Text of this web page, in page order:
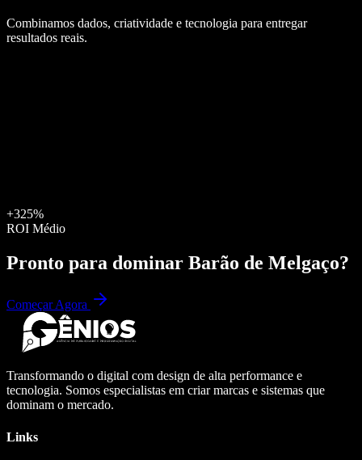
Combinamos dados, criatividade e tecnologia para entregar
resultados reais.
+325%
ROI Médio
Pronto para dominar Barão de Melgaço?
Começar Agora
Transformando o digital com design de alta performance e
tecnologia. Somos especialistas em criar marcas e sistemas que
dominam o mercado.
Links